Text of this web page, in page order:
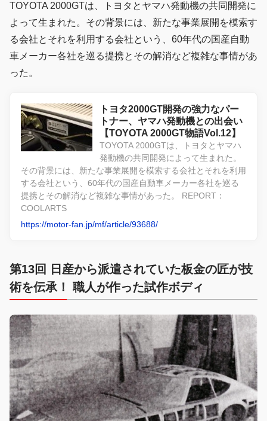
TOYOTA 2000GTは、トヨタとヤマハ発動機の共同開発に
よって生まれた。その背景には、新たな事業展開を模索す
る会社とそれを利用する会社という、60年代の国産自動
車メーカー各社を巡る提携とその解消など複雑な事情があ
った。
トヨタ2000GT開発の強力なパー
トナー、ヤマハ発動機との出会い
【TOYOTA 2000GT物語Vol.12】
TOYOTA 2000GTは、トヨタとヤマハ
発動機の共同開発によって生まれた。
その背景には、新たな事業展開を模索する会社とそれを利用
する会社という、60年代の国産自動車メーカー各社を巡る
提携とその解消など複雑な事情があった。 REPORT：
COOLARTS
https://motor-fan.jp/mf/article/93688/
第13回 日産から派遣されていた板金の匠が技
術を伝承！ 職人が作った試作ボディ